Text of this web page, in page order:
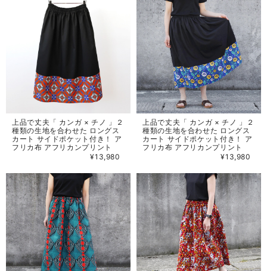
上品で丈夫「 カンガ × チノ 」２
種類の生地を合わせた ロングス
カート サイドポケット付き！ ア
フリカ布 アフリカンプリント
¥13,980
上品で丈夫「 カンガ × チノ 」２
種類の生地を合わせた ロングス
カート サイドポケット付き！ ア
フリカ布 アフリカンプリント
¥13,980